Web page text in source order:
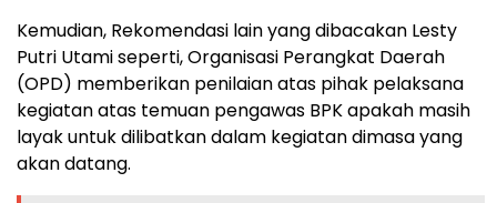
Kemudian, Rekomendasi lain yang dibacakan Lesty
Putri Utami seperti, Organisasi Perangkat Daerah
(OPD) memberikan penilaian atas pihak pelaksana
kegiatan atas temuan pengawas BPK apakah masih
layak untuk dilibatkan dalam kegiatan dimasa yang
akan datang.